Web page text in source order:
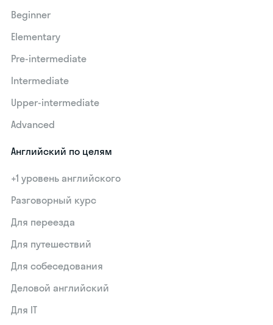
Beginner
Elementary
Pre-intermediate
Intermediate
Upper-intermediate
Advanced
Английский по целям
+1 уровень английского
Разговорный курс
Для переезда
Для путешествий
Для собеседования
Деловой английский
Для IT